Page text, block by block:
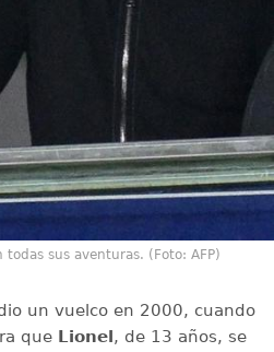
sus aventuras. (Foto: AFP)
un vuelco en 2000, cuando
que Lionel, de 13 años, se